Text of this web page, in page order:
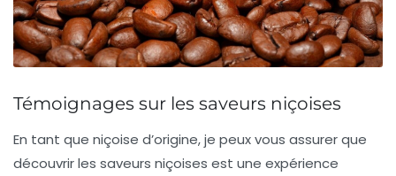
Témoignages sur les saveurs niçoises
En tant que niçoise d’origine, je peux vous assurer que
découvrir les saveurs niçoises est une expérience